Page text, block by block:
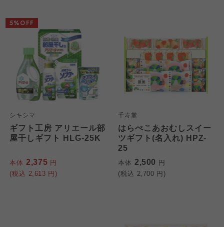
シキシマ
ギフト工房 アリエール部
屋干しギフト HLG-25K
本体 2,375 円
(税込 2,613 円)
5%OFF
千寿堂
はらぺこあおむしスイー
ツギフト(名入れ) HPZ-
25
本体 2,500 円
(税込 2,700 円)